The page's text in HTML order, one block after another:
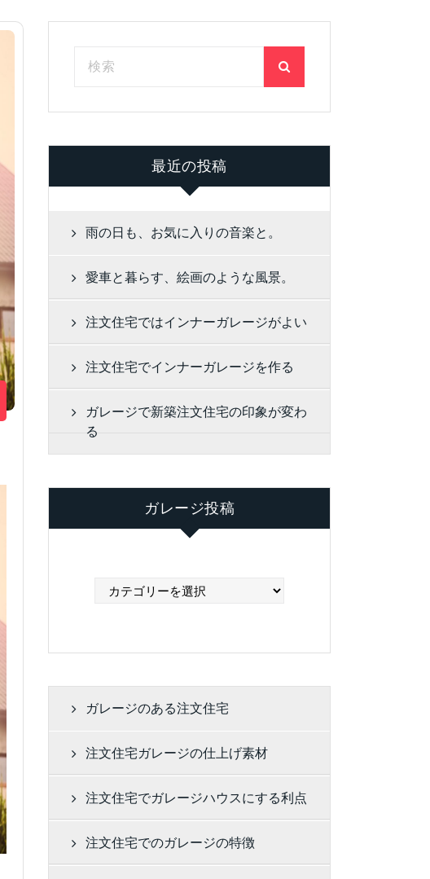
最近の投稿
雨の日も、お気に入りの音楽と。
愛車と暮らす、絵画のような風景。
注文住宅ではインナーガレージがよい
注文住宅でインナーガレージを作る
ガレージで新築注文住宅の印象が変わ
る
ガレージ投稿
ガ
ジ
ガレージのある注文住宅
注文住宅ガレージの仕上げ素材
注文住宅でガレージハウスにする利点
注文住宅でのガレージの特徴